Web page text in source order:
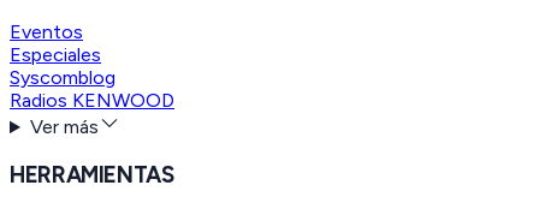
Eventos
Especiales
Syscomblog
Radios KENWOOD
Ver más
HERRAMIENTAS